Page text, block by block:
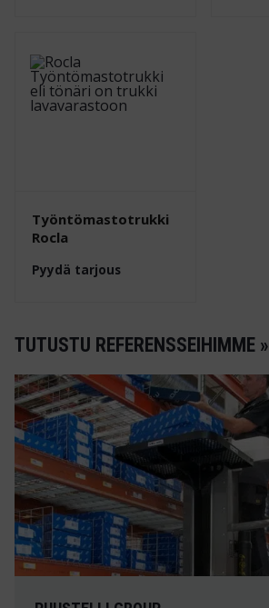
Työntömastotrukki
Rocla
Pyydä tarjous
TUTUSTU REFERENSSEIHIMME »